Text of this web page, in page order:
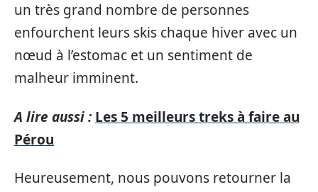
un très grand nombre de personnes
enfourchent leurs skis chaque hiver avec un
nœud à l’estomac et un sentiment de
malheur imminent.
A lire aussi : Les 5 meilleurs treks à faire au
Pérou
Heureusement, nous pouvons retourner la